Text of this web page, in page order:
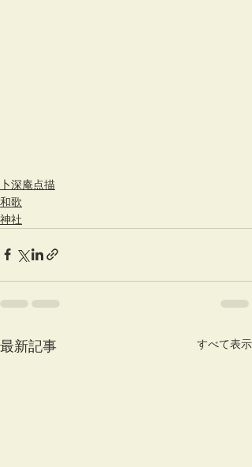
卜深庵点描
和歌
神社
最新記事 すべて表示